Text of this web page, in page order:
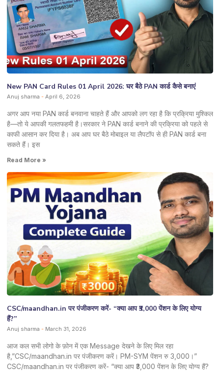
New PAN Card Rules 01 April 2026: घर बैठे PAN कार्ड कैसे बनाएं
Anuj sharma April 6, 2026
अगर आप नया PAN कार्ड बनवाना चाहते हैं और आपको लग रहा है कि प्रक्रिया मुश्किल
है—तो ये आपकी गलतफहमी है।सरकार ने PAN कार्ड बनाने की प्रक्रिया को पहले से
काफी आसान कर दिया है। अब आप घर बैठे मोबाइल या लैपटॉप से ही PAN कार्ड बना
सकते हैं। इस
Read More »
CSC/maandhan.in पर पंजीकरण करें- “क्या आप ₹3,000 पेंशन के लिए योग्य
हैं?”
Anuj sharma March 31, 2026
आज कल सभी लोगो के फ़ोन में एक Message देखने के लिए मिल रहा
है,”CSC/maandhan.in पर पंजीकरण करें। PM-SYM पेंशन रु 3,000।”
CSC/maandhan.in पर पंजीकरण करें- “क्या आप ₹3,000 पेंशन के लिए योग्य हैं?